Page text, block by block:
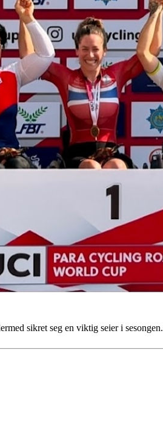
sikret seg en viktig seier i sesongen.